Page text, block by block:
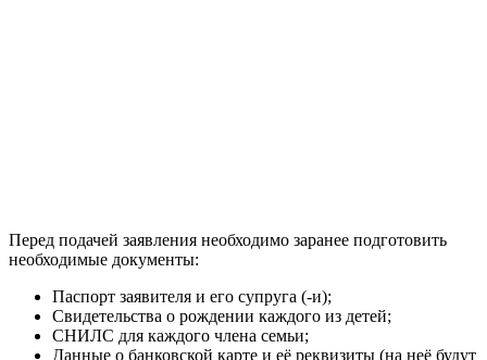
Перед подачей заявления необходимо заранее подготовить
необходимые документы:
Паспорт заявителя и его супруга (-и);
Свидетельства о рождении каждого из детей;
СНИЛС для каждого члена семьи;
Данные о банковской карте и её реквизиты (на неё будут